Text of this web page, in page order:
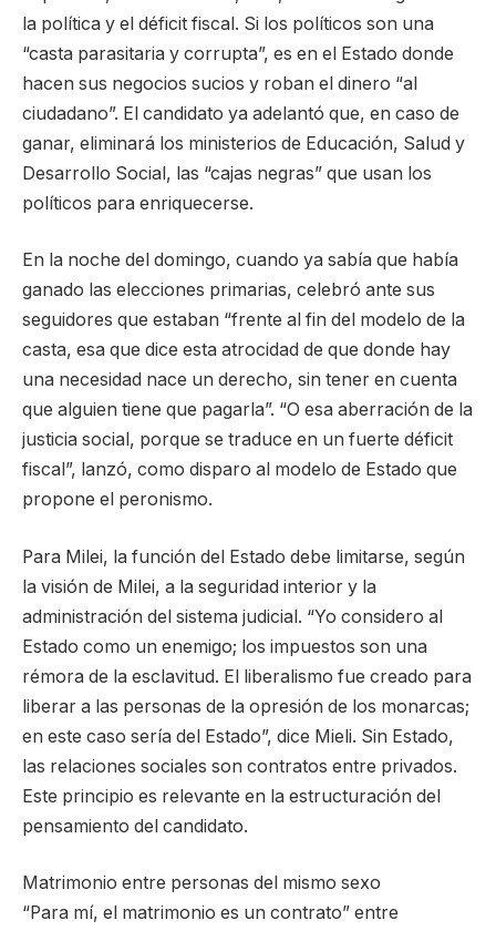
la política y el déficit fiscal. Si los políticos son una
“casta parasitaria y corrupta”, es en el Estado donde
hacen sus negocios sucios y roban el dinero “al
ciudadano”. El candidato ya adelantó que, en caso de
ganar, eliminará los ministerios de Educación, Salud y
Desarrollo Social, las “cajas negras” que usan los
políticos para enriquecerse.
En la noche del domingo, cuando ya sabía que había
ganado las elecciones primarias, celebró ante sus
seguidores que estaban “frente al fin del modelo de la
casta, esa que dice esta atrocidad de que donde hay
una necesidad nace un derecho, sin tener en cuenta
que alguien tiene que pagarla”. “O esa aberración de la
justicia social, porque se traduce en un fuerte déficit
fiscal”, lanzó, como disparo al modelo de Estado que
propone el peronismo.
Para Milei, la función del Estado debe limitarse, según
la visión de Milei, a la seguridad interior y la
administración del sistema judicial. “Yo considero al
Estado como un enemigo; los impuestos son una
rémora de la esclavitud. El liberalismo fue creado para
liberar a las personas de la opresión de los monarcas;
en este caso sería del Estado”, dice Mieli. Sin Estado,
las relaciones sociales son contratos entre privados.
Este principio es relevante en la estructuración del
pensamiento del candidato.
Matrimonio entre personas del mismo sexo
“Para mí, el matrimonio es un contrato” entre